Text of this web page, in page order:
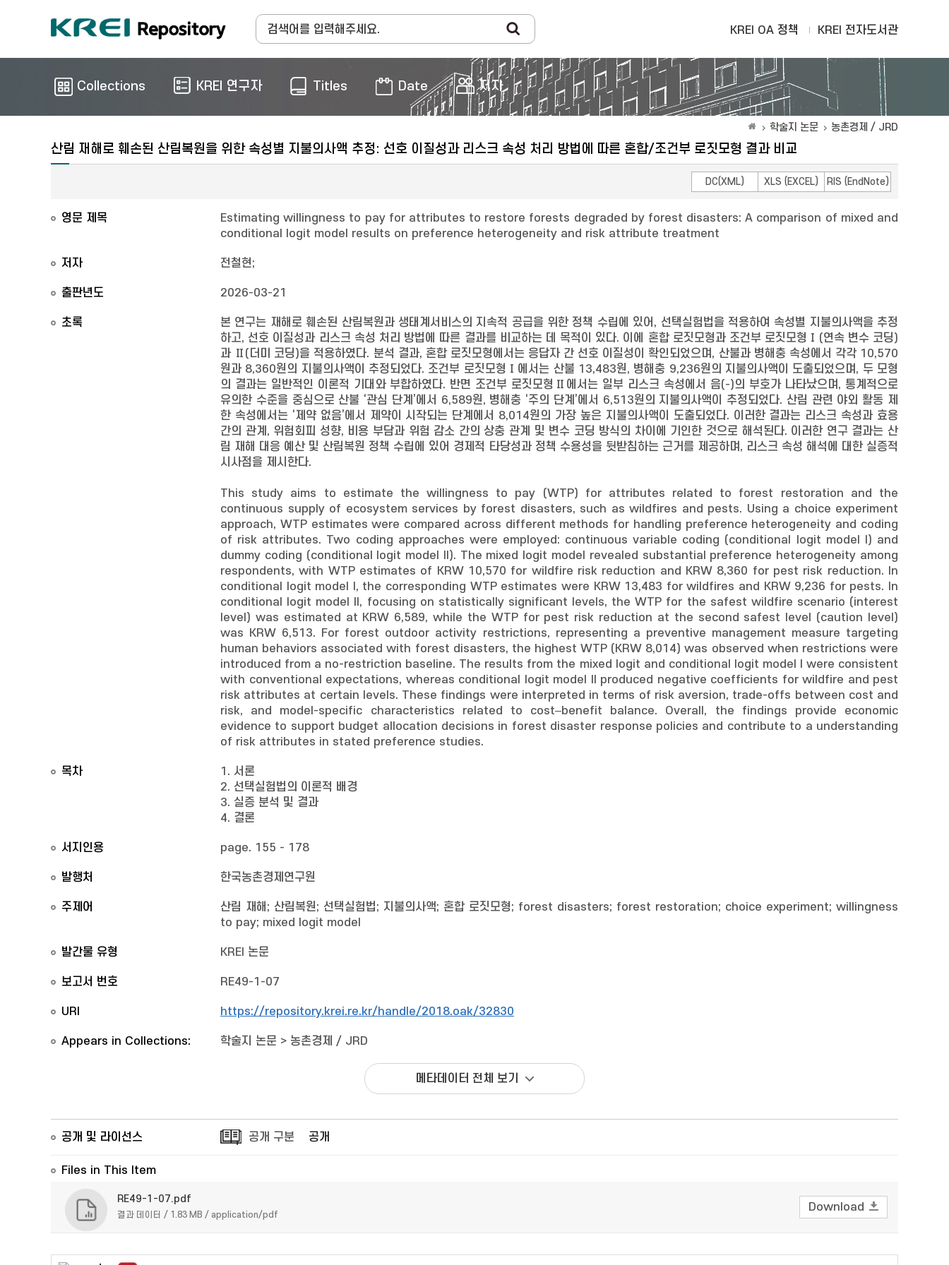
KREI OA 정책 KREI 전자도서관
Collections KREI 연구자 Titles Date 저자
학술지 논문 농촌경제 / JRD
산림 재해로 훼손된 산림복원을 위한 속성별 지불의사액 추정: 선호 이질성과 리스크 속성 처리 방법에 따른 혼합/조건부 로짓모형 결과 비교
DC(XML) XLS (EXCEL) RIS (EndNote)
영문 제목
Estimating willingness to pay for attributes to restore forests degraded by forest disasters: A comparison of mixed and
conditional logit model results on preference heterogeneity and risk attribute treatment
저자 전철현;
출판년도 2026-03-21
초록
본 연구는 재해로 훼손된 산림복원과 생태계서비스의 지속적 공급을 위한 정책 수립에 있어, 선택실험법을 적용하여 속성별 지불의사액을 추정
하고, 선호 이질성과 리스크 속성 처리 방법에 따른 결과를 비교하는 데 목적이 있다. 이에 혼합 로짓모형과 조건부 로짓모형Ⅰ(연속 변수 코딩)
과 Ⅱ(더미 코딩)을 적용하였다. 분석 결과, 혼합 로짓모형에서는 응답자 간 선호 이질성이 확인되었으며, 산불과 병해충 속성에서 각각 10,570
원과 8,360원의 지불의사액이 추정되었다. 조건부 로짓모형Ⅰ에서는 산불 13,483원, 병해충 9,236원의 지불의사액이 도출되었으며, 두 모형
의 결과는 일반적인 이론적 기대와 부합하였다. 반면 조건부 로짓모형Ⅱ에서는 일부 리스크 속성에서 음(-)의 부호가 나타났으며, 통계적으로
유의한 수준을 중심으로 산불 ‘관심 단계’에서 6,589원, 병해충 ‘주의 단계’에서 6,513원의 지불의사액이 추정되었다. 산림 관련 야외 활동 제
한 속성에서는 ‘제약 없음’에서 제약이 시작되는 단계에서 8,014원의 가장 높은 지불의사액이 도출되었다. 이러한 결과는 리스크 속성과 효용
간의 관계, 위험회피 성향, 비용 부담과 위험 감소 간의 상충 관계 및 변수 코딩 방식의 차이에 기인한 것으로 해석된다. 이러한 연구 결과는 산
림 재해 대응 예산 및 산림복원 정책 수립에 있어 경제적 타당성과 정책 수용성을 뒷받침하는 근거를 제공하며, 리스크 속성 해석에 대한 실증적
시사점을 제시한다.
This study aims to estimate the willingness to pay (WTP) for attributes related to forest restoration and the
continuous supply of ecosystem services by forest disasters, such as wildfires and pests. Using a choice experiment
approach, WTP estimates were compared across different methods for handling preference heterogeneity and coding
of risk attributes. Two coding approaches were employed: continuous variable coding (conditional logit model I) and
dummy coding (conditional logit model II). The mixed logit model revealed substantial preference heterogeneity among
respondents, with WTP estimates of KRW 10,570 for wildfire risk reduction and KRW 8,360 for pest risk reduction. In
conditional logit model I, the corresponding WTP estimates were KRW 13,483 for wildfires and KRW 9,236 for pests. In
conditional logit model II, focusing on statistically significant levels, the WTP for the safest wildfire scenario (interest
level) was estimated at KRW 6,589, while the WTP for pest risk reduction at the second safest level (caution level)
was KRW 6,513. For forest outdoor activity restrictions, representing a preventive management measure targeting
human behaviors associated with forest disasters, the highest WTP (KRW 8,014) was observed when restrictions were
introduced from a no-restriction baseline. The results from the mixed logit and conditional logit model I were consistent
with conventional expectations, whereas conditional logit model II produced negative coefficients for wildfire and pest
risk attributes at certain levels. These findings were interpreted in terms of risk aversion, trade-offs between cost and
risk, and model-specific characteristics related to cost–benefit balance. Overall, the findings provide economic
evidence to support budget allocation decisions in forest disaster response policies and contribute to a understanding
of risk attributes in stated preference studies.
목차
1. 서론
2. 선택실험법의 이론적 배경
3. 실증 분석 및 결과
4. 결론
서지인용 page. 155 - 178
발행처 한국농촌경제연구원
주제어
산림 재해; 산림복원; 선택실험법; 지불의사액; 혼합 로짓모형; forest disasters; forest restoration; choice experiment; willingness
to pay; mixed logit model
발간물 유형 KREI 논문
보고서 번호 RE49-1-07
URI https://repository.krei.re.kr/handle/2018.oak/32830
Appears in Collections: 학술지 논문 > 농촌경제 / JRD
메타데이터 전체 보기
공개 및 라이선스 공개 구분 공개
Files in This Item
RE49-1-07.pdf
결과 데이터 / 1.83 MB / application/pdf
Download